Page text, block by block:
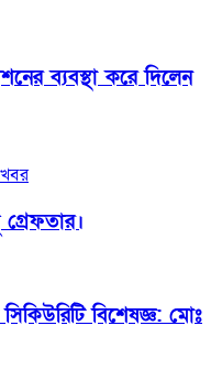
ব্যবস্থা করে দিলেন
বিশেষজ্ঞ: মোঃ